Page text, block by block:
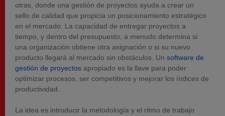
otras, donde una gestión de proyectos ayuda a crear un
sello de calidad que propicia un posicionamiento estratégico
en el mercado. La capacidad de entregar proyectos a
tiempo, y dentro del presupuesto, a menudo determina si
una organización obtiene otra asignación o si su nuevo
producto llegará al mercado sin obstáculos. Un software de
gestión de proyectos apropiado es la llave para poder
optimizar procesos, ser competitivos y mejorar los índices de
productividad.
La idea es introducir la metodología y el ritmo de trabajo